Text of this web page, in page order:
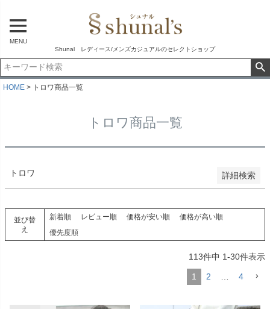
MENU
Shunal レディース/メンズカジュアルのセレクトショップ
HOME トロワ商品一覧
トロワ商品一覧
トロワ 詳細検索
新着順
登録順
価格が安い順
価格が高い順
キーワードヒット順
検索
並び替
え
新着順 レビュー順 価格が安い順
価格が高い順
優先度順
113件中 1-30件表示
1 2 … 4